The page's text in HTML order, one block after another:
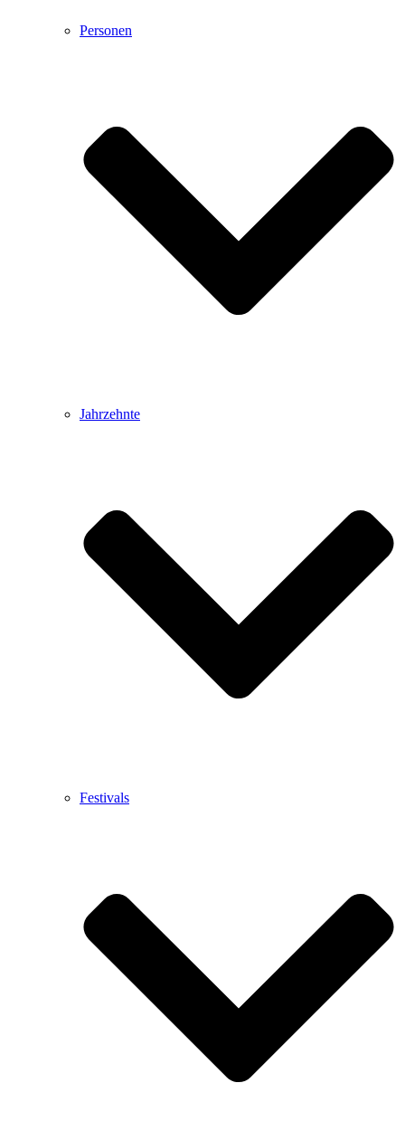
Personen
Jahrzehnte
Festivals